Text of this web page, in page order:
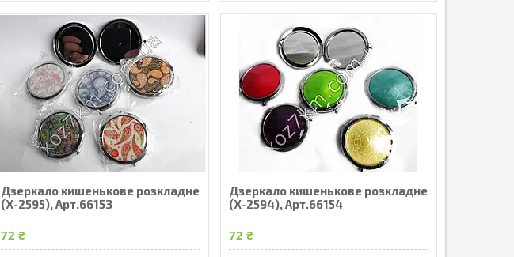
Дзеркало кишенькове розкладне
(X-2595), Арт.66153
72 ₴
Дзеркало кишенькове розкладне
(X-2594), Арт.66154
72 ₴